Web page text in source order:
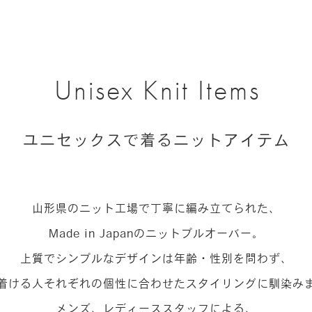
Unisex Knit Items
ユニセックスで着るニットアイテム
山形県のニット工場で丁寧に編み立てられた、
Made in Japanのニットプルオーバー。
上質でシンプルなデザインは年齢・性別を問わず、
ける人それぞれの個性に合わせたスタイリングに馴染み
メンズ、レディーススタッフによる、